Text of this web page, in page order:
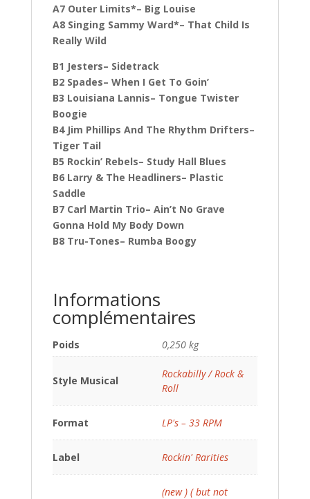
A7 Outer Limits*– Big Louise
A8 Singing Sammy Ward*– That Child Is
Really Wild
B1 Jesters– Sidetrack
B2 Spades– When I Get To Goin’
B3 Louisiana Lannis– Tongue Twister
Boogie
B4 Jim Phillips And The Rhythm Drifters–
Tiger Tail
B5 Rockin’ Rebels– Study Hall Blues
B6 Larry & The Headliners– Plastic
Saddle
B7 Carl Martin Trio– Ain’t No Grave
Gonna Hold My Body Down
B8 Tru-Tones– Rumba Boogy
Informations
complémentaires
Poids 0,250 kg
Style Musical
Rockabilly / Rock &
Roll
Format LP's – 33 RPM
Label Rockin' Rarities
(new ) ( but not